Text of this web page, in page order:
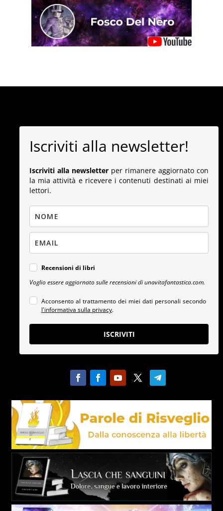
Iscriviti alla newsletter!
Iscriviti alla newsletter per rimanere aggiornato con
la mia attività e ricevere i contenuti destinati ai miei
lettori.
Recensioni di libri
Voglio essere aggiornato sulle recensioni di unavitafantastica.com.
Acconsento al trattamento dei miei dati personali secondo
l'informativa sulla privacy.
ISCRIVITI